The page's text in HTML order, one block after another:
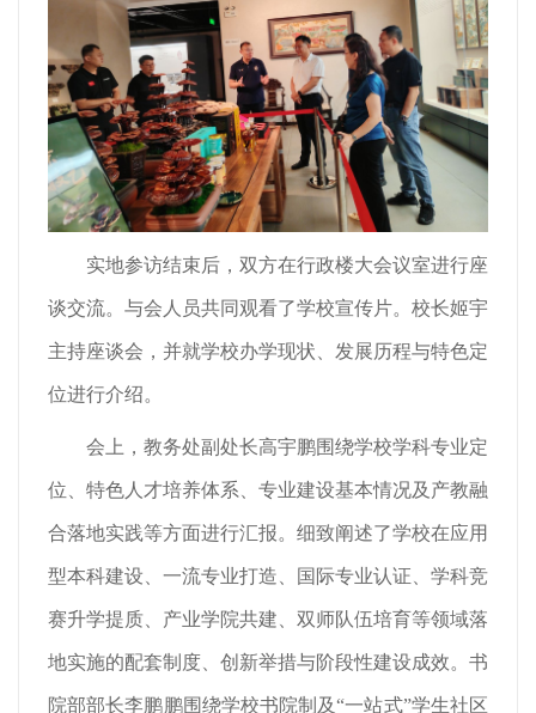
实地参访结束后，双方在行政楼大会议室进行座
谈交流。与会人员共同观看了学校宣传片。校长姬宇
主持座谈会，并就学校办学现状、发展历程与特色定
位进行介绍。
会上，教务处副处长高宇鹏围绕学校学科专业定
位、特色人才培养体系、专业建设基本情况及产教融
合落地实践等方面进行汇报。细致阐述了学校在应用
型本科建设、一流专业打造、国际专业认证、学科竞
赛升学提质、产业学院共建、双师队伍培育等领域落
地实施的配套制度、创新举措与阶段性建设成效。书
院部部长李鹏鹏围绕学校书院制及“一站式”学生社区